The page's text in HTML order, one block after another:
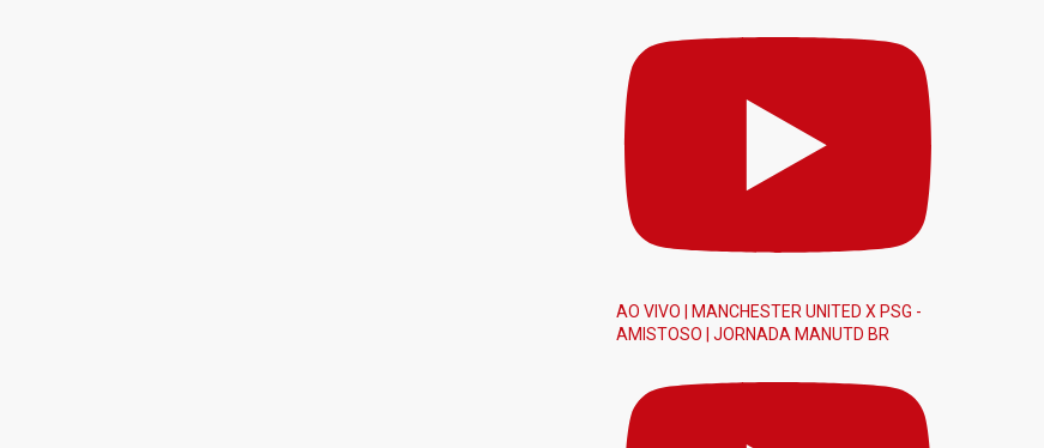
Mainoo e Bruno Fernandes,
formando um trio de meio-
equilibrado.
AO VIVO | MANCHESTER UNITED X PSG -
AMISTOSO | JORNADA MANUTD BR